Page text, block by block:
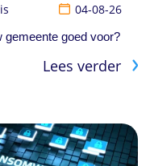
04-08-26
gemeente goed voor?
Lees verder